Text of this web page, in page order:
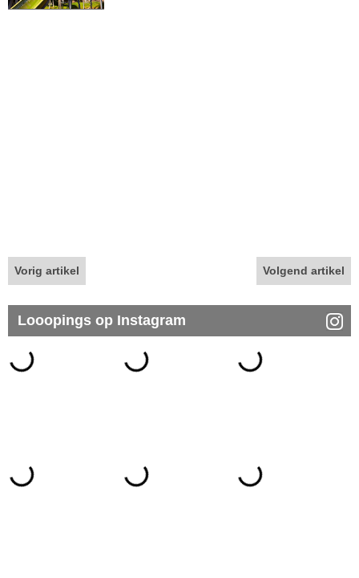
Vorig artikel Volgend artikel
Looopings op Instagram